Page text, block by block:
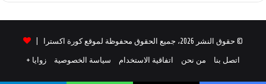
© حقوق النشر 2026، جميع الحقوق محفوظة لموقع كورة اكسترا |
اتصل بنا من نحن اتفاقية الاستخدام سياسة الخصوصية زوايا +